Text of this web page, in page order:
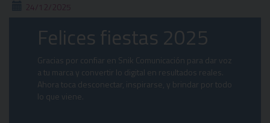
24/12/2025
Felices fiestas 2025
Gracias por confiar en Snik Comunicación para dar voz
a tu marca y convertir lo digital en resultados reales.
Ahora toca desconectar, inspirarse, y brindar por todo
lo que viene.